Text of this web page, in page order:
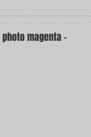
photo magenta -